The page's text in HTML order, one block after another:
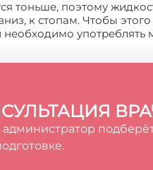
тоньше, поэтому
к стопам. Чтобы
необходимо
администратор